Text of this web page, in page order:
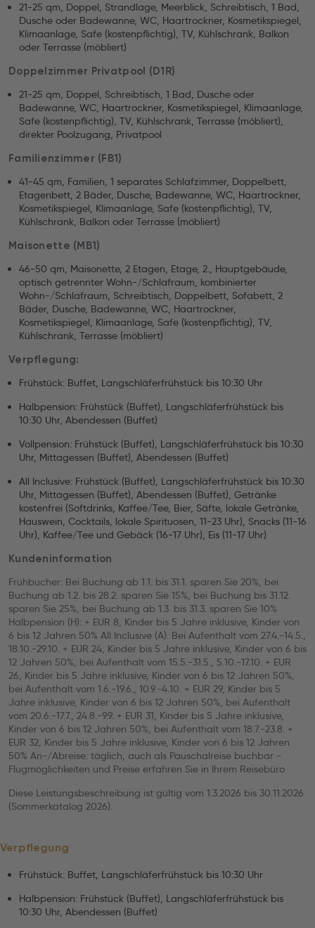
21-25 qm, Doppel, Strandlage, Meerblick, Schreibtisch, 1 Bad,
Dusche oder Badewanne, WC, Haartrockner, Kosmetikspiegel,
Klimaanlage, Safe (kostenpflichtig), TV, Kühlschrank, Balkon
oder Terrasse (möbliert)
Doppelzimmer Privatpool (D1R)
21-25 qm, Doppel, Schreibtisch, 1 Bad, Dusche oder
Badewanne, WC, Haartrockner, Kosmetikspiegel, Klimaanlage,
Safe (kostenpflichtig), TV, Kühlschrank, Terrasse (möbliert),
direkter Poolzugang, Privatpool
Familienzimmer (FB1)
41-45 qm, Familien, 1 separates Schlafzimmer, Doppelbett,
Etagenbett, 2 Bäder, Dusche, Badewanne, WC, Haartrockner,
Kosmetikspiegel, Klimaanlage, Safe (kostenpflichtig), TV,
Kühlschrank, Balkon oder Terrasse (möbliert)
Maisonette (MB1)
46-50 qm, Maisonette, 2 Etagen, Etage, 2., Hauptgebäude,
optisch getrennter Wohn-/Schlafraum, kombinierter
Wohn-/Schlafraum, Schreibtisch, Doppelbett, Sofabett, 2
Bäder, Dusche, Badewanne, WC, Haartrockner,
Kosmetikspiegel, Klimaanlage, Safe (kostenpflichtig), TV,
Kühlschrank, Terrasse (möbliert)
Verpflegung:
Frühstück: Buffet, Langschläferfrühstück bis 10:30 Uhr
Halbpension: Frühstück (Buffet), Langschläferfrühstück bis
10:30 Uhr, Abendessen (Buffet)
Vollpension: Frühstück (Buffet), Langschläferfrühstück bis 10:30
Uhr, Mittagessen (Buffet), Abendessen (Buffet)
All Inclusive: Frühstück (Buffet), Langschläferfrühstück bis 10:30
Uhr, Mittagessen (Buffet), Abendessen (Buffet), Getränke
kostenfrei (Softdrinks, Kaffee/Tee, Bier, Säfte, lokale Getränke,
Hauswein, Cocktails, lokale Spirituosen, 11-23 Uhr), Snacks (11-16
Uhr), Kaffee/Tee und Gebäck (16-17 Uhr), Eis (11-17 Uhr)
Kundeninformation
Frühbucher: Bei Buchung ab 1.1. bis 31.1. sparen Sie 20%, bei
Buchung ab 1.2. bis 28.2. sparen Sie 15%, bei Buchung bis 31.12.
sparen Sie 25%, bei Buchung ab 1.3. bis 31.3. sparen Sie 10%
Halbpension (H): + EUR 8, Kinder bis 5 Jahre inklusive, Kinder von
6 bis 12 Jahren 50% All Inclusive (A): Bei Aufenthalt vom 27.4.-14.5.,
18.10.-29.10. + EUR 24, Kinder bis 5 Jahre inklusive, Kinder von 6 bis
12 Jahren 50%, bei Aufenthalt vom 15.5.-31.5., 5.10.-17.10. + EUR
26, Kinder bis 5 Jahre inklusive, Kinder von 6 bis 12 Jahren 50%,
bei Aufenthalt vom 1.6.-19.6., 10.9.-4.10. + EUR 29, Kinder bis 5
Jahre inklusive, Kinder von 6 bis 12 Jahren 50%, bei Aufenthalt
vom 20.6.-17.7., 24.8.-9.9. + EUR 31, Kinder bis 5 Jahre inklusive,
Kinder von 6 bis 12 Jahren 50%, bei Aufenthalt vom 18.7.-23.8. +
EUR 32, Kinder bis 5 Jahre inklusive, Kinder von 6 bis 12 Jahren
50% An-/Abreise: täglich, auch als Pauschalreise buchbar -
Flugmöglichkeiten und Preise erfahren Sie in Ihrem Reisebüro
Diese Leistungsbeschreibung ist gültig vom 1.3.2026 bis 30.11.2026
(Sommerkatalog 2026).
Verpflegung
Frühstück: Buffet, Langschläferfrühstück bis 10:30 Uhr
Halbpension: Frühstück (Buffet), Langschläferfrühstück bis
10:30 Uhr, Abendessen (Buffet)